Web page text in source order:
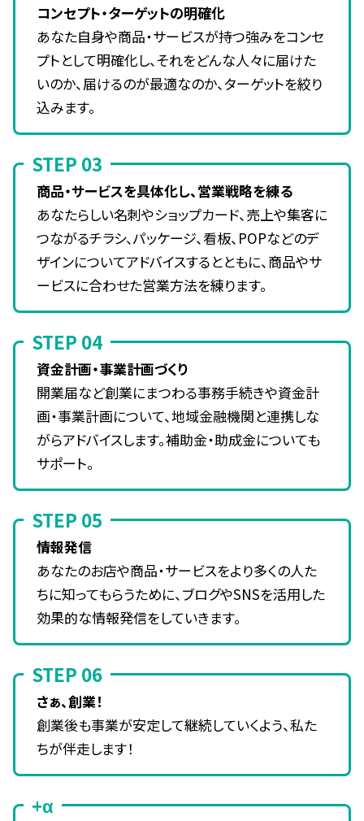
コンセプト・ターゲットの明確化
あなた自身や商品・サービスが持つ強みをコンセ
プトとして明確化し、それをどんな人々に届けた
いのか、届けるのが最適なのか、ターゲットを絞り
込みます。
STEP 03
商品・サービスを具体化し、営業戦略を練る
あなたらしい名刺やショップカード、売上や集客に
つながるチラシ、パッケージ、看板、POPなどのデ
ザインについてアドバイスするとともに、商品やサ
ービスに合わせた営業方法を練ります。
STEP 04
資金計画・事業計画づくり
開業届など創業にまつわる事務手続きや資金計
画・事業計画について、地域金融機関と連携しな
がらアドバイスします。補助金・助成金についても
サポート。
STEP 05
情報発信
あなたのお店や商品・サービスをより多くの人た
ちに知ってもらうために、ブログやSNSを活用した
効果的な情報発信をしていきます。
STEP 06
さぁ、創業！
創業後も事業が安定して継続していくよう、私た
ちが伴走します！
+α